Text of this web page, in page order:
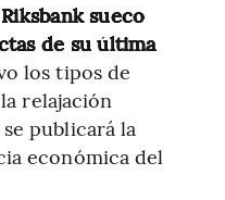
Riksbank sueco
de su última
los tipos de
relajación
publicará la
económica del